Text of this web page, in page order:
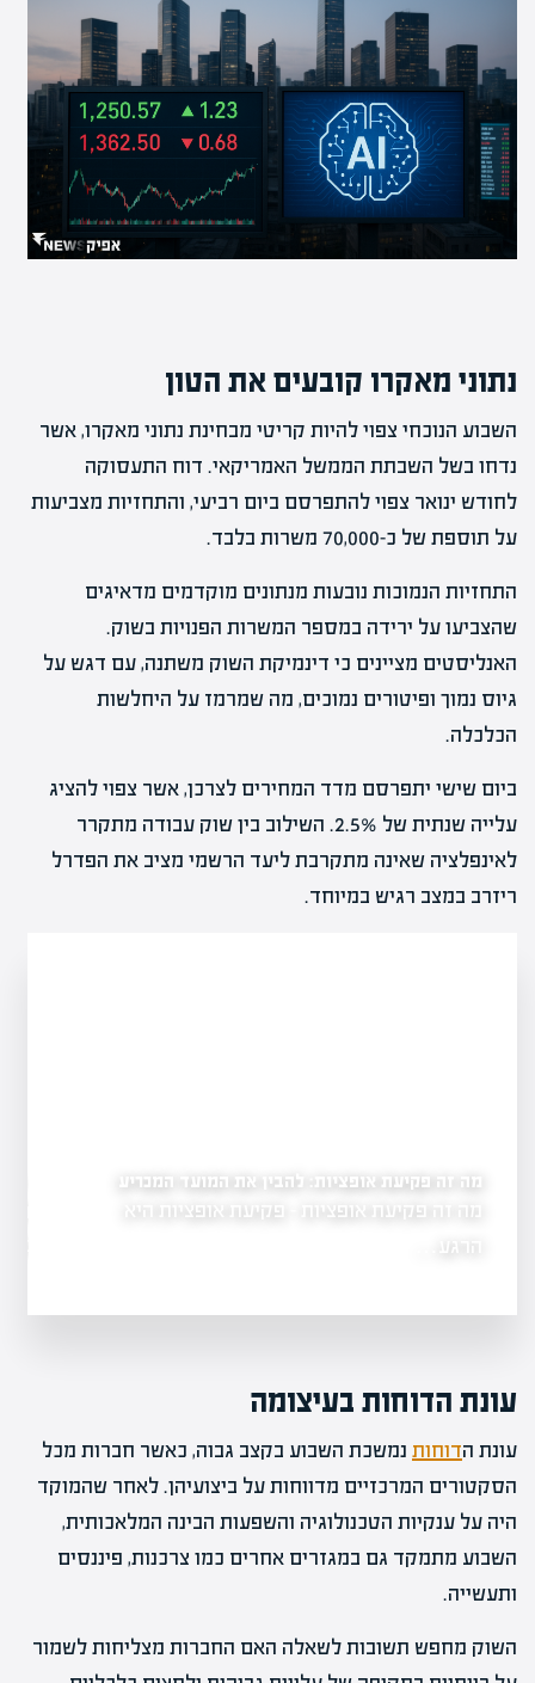
נתוני מאקרו קובעים את הטון
השבוע הנוכחי צפוי להיות קריטי מבחינת נתוני מאקרו, אשר
נדחו בשל השבתת הממשל האמריקאי. דוח התעסוקה
לחודש ינואר צפוי להתפרסם ביום רביעי, והתחזיות מצביעות
על תוספת של כ-70,000 משרות בלבד.
התחזיות הנמוכות נובעות מנתונים מוקדמים מדאיגים
שהצביעו על ירידה במספר המשרות הפנויות בשוק.
האנליסטים מציינים כי דינמיקת השוק משתנה, עם דגש על
גיוס נמוך ופיטורים נמוכים, מה שמרמז על היחלשות
הכלכלה.
ביום שישי יתפרסם מדד המחירים לצרכן, אשר צפוי להציג
עלייה שנתית של 2.5%. השילוב בין שוק עבודה מתקרר
לאינפלציה שאינה מתקרבת ליעד הרשמי מציב את הפדרל
ריזרב במצב רגיש במיוחד.
המהווה
מה זה פקיעת אופציות: להבין את המועד המכריע
מה זה פקיעת אופציות - פקיעת אופציות היא
ה-FDA שינה כיוון – ומניית יוניקיור מזנקת ביותר מ-70%
עונת הדוחות בעיצומה
עונת הדוחות נמשכת השבוע בקצב גבוה, כאשר חברות מכל
הסקטורים המרכזיים מדווחות על ביצועיהן. לאחר שהמוקד
היה על ענקיות הטכנולוגיה והשפעות הבינה המלאכותית,
השבוע מתמקד גם במגזרים אחרים כמו צרכנות, פיננסים
ותעשייה.
השוק מחפש תשובות לשאלה האם החברות מצליחות לשמור